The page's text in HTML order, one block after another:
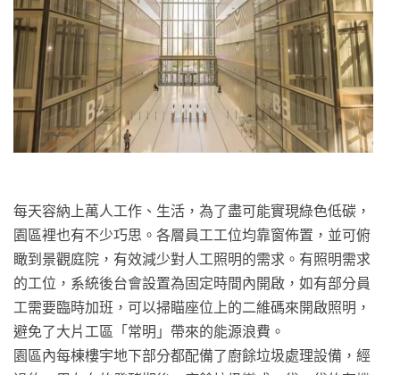
每天容納上萬人工作、生活，為了盡可能實現綠色低碳，
園區裡也有不少巧思。各層員工工位均靠窗佈置，並可俯
瞰到景觀庭院，有效減少對人工照明的需求。有照明需求
的工位，系統後台會設置為固定時間內開啟，如有部分員
工需要臨時加班，可以掃瞄座位上的二維碼來開啟照明，
避免了大片工區「常明」帶來的能源浪費。
園區內每棟樓宇地下部分都配備了廚餘垃圾處理設備，經